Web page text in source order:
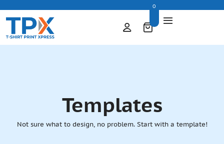
0
Templates
Not sure what to design, no problem. Start with a template!